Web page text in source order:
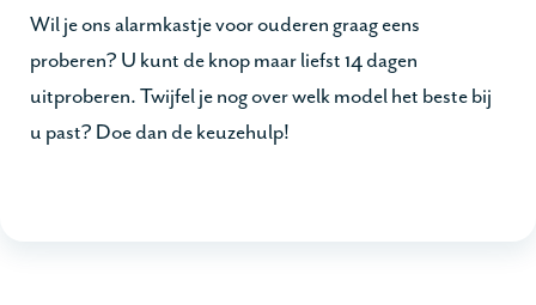
Wil je ons alarmkastje voor ouderen graag eens
proberen? U kunt de knop maar liefst 14 dagen
uitproberen. Twijfel je nog over welk model het beste bij
u past? Doe dan de keuzehulp!